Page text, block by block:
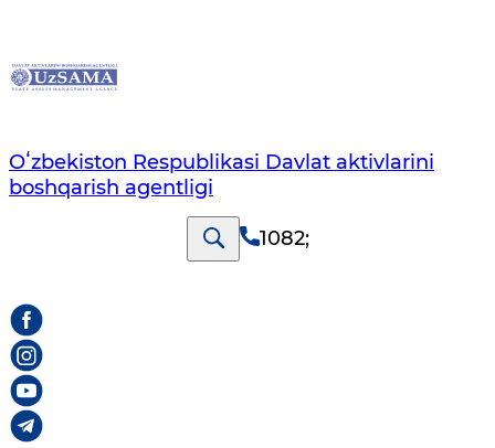
Oʻzbekiston Respublikasi Davlat aktivlarini
boshqarish agentligi
1082;